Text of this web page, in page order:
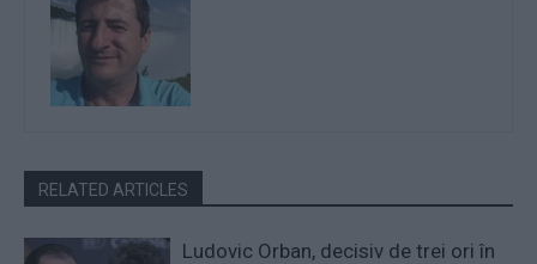
RELATED ARTICLES
Ludovic Orban, decisiv de trei ori în